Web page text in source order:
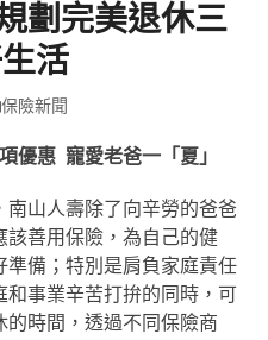
劃完美退休三
活
保險新聞
優惠 寵愛老爸一「夏」
山人壽除了向辛勞的爸爸
該善用保險，為自己的健
準備；特別是肩負家庭責任
和事業辛苦打拚的同時，可
時間，透過不同保險商